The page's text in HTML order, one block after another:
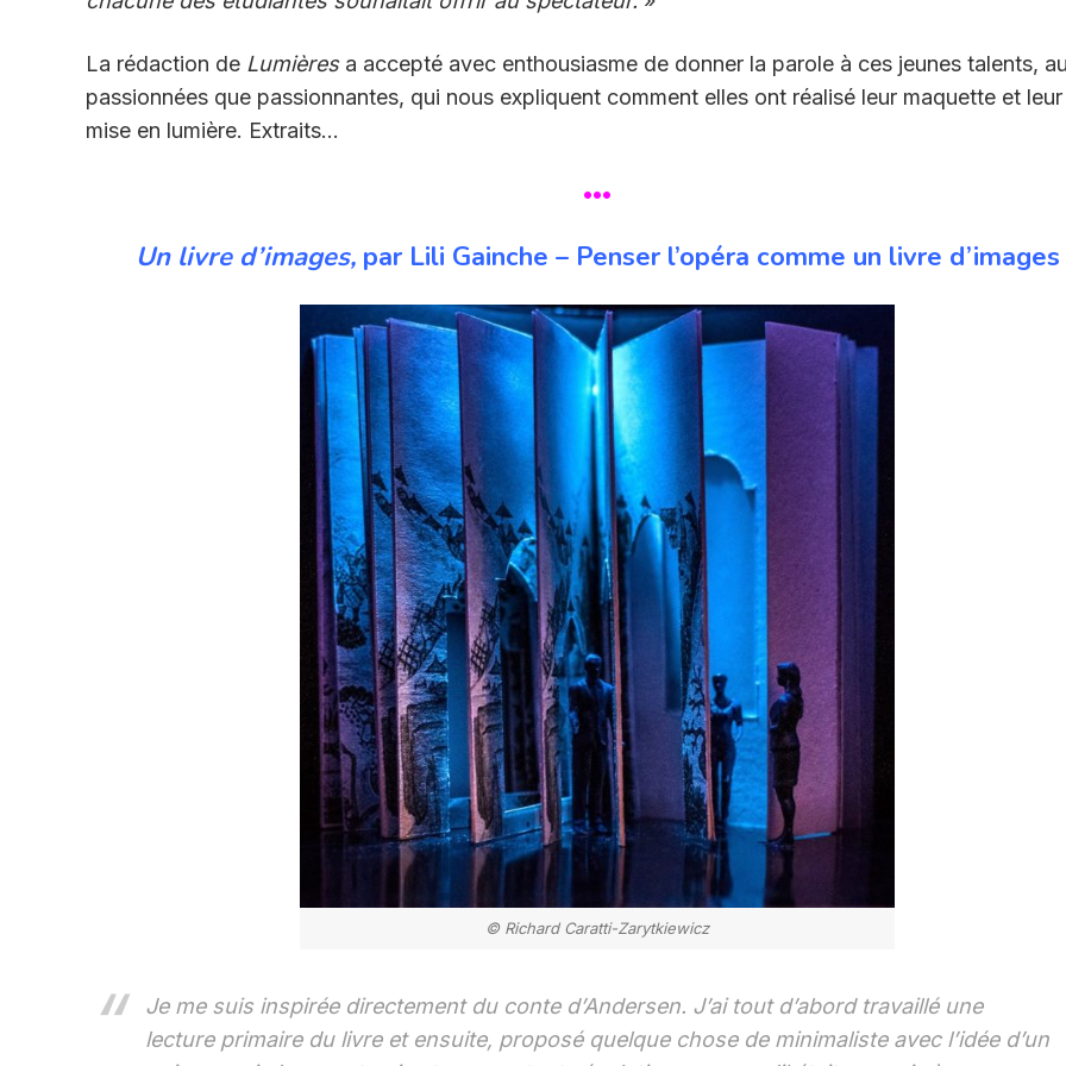
La rédaction de Lumièresa accepté avec enthousiasme de donner la parole à ces jeunes talents,
passionnées que passionnantes, qui nous expliquent comment elles ont réalisé leur maquette et leur
mise en lumière. Extraits…
•••
Un livre d’images,par Lili Gainche – Penser l’opéra comme un livre d’images
© Richard Caratti-Zarytkiewicz
Je me suis inspirée directement du conte d’Andersen. J’ai tout d’abord travaillé une
lecture primaire du livre et ensuite, proposé quelque chose de minimaliste avec l’idée d’un